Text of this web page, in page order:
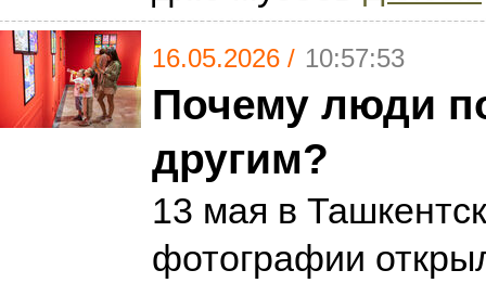
16.05.2026 / 10:57:53
Почему люди
другим?
13 мая в
фотографии